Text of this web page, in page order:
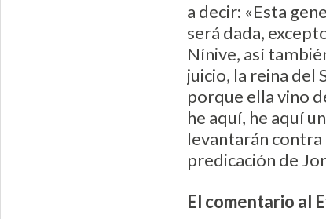
a decir: «Esta
será dada,
Nínive, así
juicio, la reina del
porque ella vino
he aquí, he aquí
levantarán
predicación de
El comentario al